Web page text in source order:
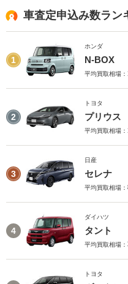
車査定申込み数ラン
1
ホンダ
N-BOX
平均買取相場：
2
トヨタ
プリウス
平均買取相場：
3
日産
セレナ
平均買取相場：
4
ダイハツ
タント
平均買取相場：
トヨタ